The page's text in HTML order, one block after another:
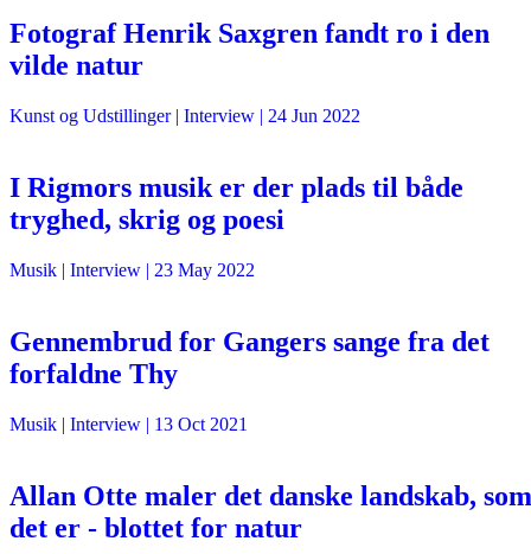
Fotograf Henrik Saxgren fandt ro i den
vilde natur
Kunst og Udstillinger| Interview | 24 Jun 2022
I Rigmors musik er der plads til både
tryghed, skrig og poesi
Musik | Interview | 23 May 2022
Gennembrud for Gangers sange fra det
forfaldne Thy
Musik | Interview | 13 Oct 2021
Allan Otte maler det danske landskab, som
det er - blottet for natur